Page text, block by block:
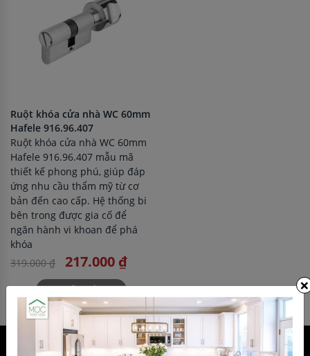
Ruột khóa cửa nhà WC 60mm
Hafele 916.96.407
Ruột khóa cửa nhà WC 60mm
Hafele 916.96.407 mẫu mã
thiết kế phong phú, giúp đáp
ứng nhu cầu thẩm mỹ từ cơ
bản đến cao cấp. Hệ thống bi
bên trong được gia cố để
ngăn hành vi khoan để phá
khóa
319.000 ₫
217.000 ₫
ĐẶT HÀNG ×